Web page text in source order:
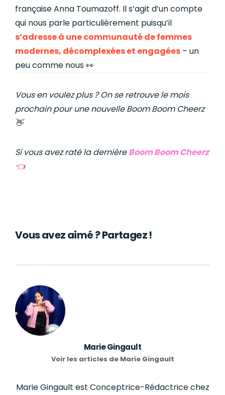
française Anna Toumazoff. Il s’agit d’un compte
qui nous parle particulièrement puisqu’il
s’adresse à une communauté de femmes
modernes, décomplexées et engagées – un
peu comme nous 👀
Vous en voulez plus ? On se retrouve le mois
prochain pour une nouvelle Boom Boom Cheerz
👋
Si vous avez raté la dernièreBoom Boom Cheerz
👈
Vous avez aimé ? Partagez !
Marie Gingault
Voir les articles de Marie Gingault
Marie Gingault est Conceptrice-Rédactrice chez